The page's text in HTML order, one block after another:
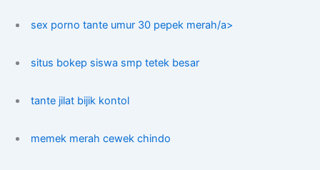
sex porno tante umur 30 pepek merah/a>
situs bokep siswa smp tetek besar
tante jilat bijik kontol
memek merah cewek chindo